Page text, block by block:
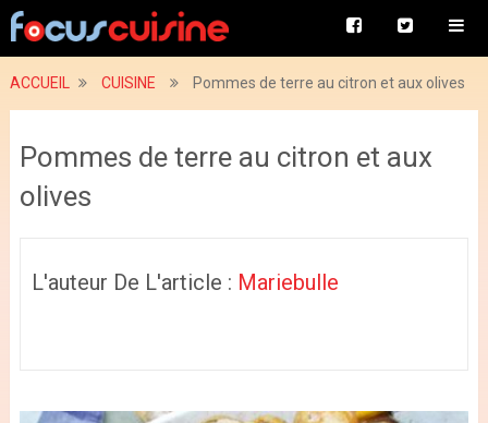
ACCUEIL CUISINE Pommes de terre au citron et aux olives
Pommes de terre au citron et aux
olives
L'auteur De L'article : Mariebulle